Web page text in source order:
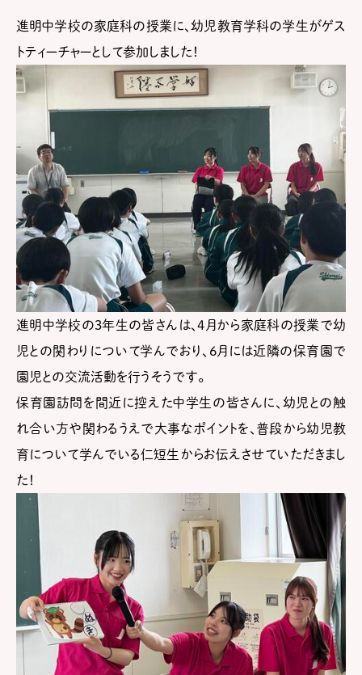
進明中学校の家庭科の授業に、幼児教育学科の学生がゲス
トティーチャーとして参加しました！
進明中学校の3年生の皆さんは、4月から家庭科の授業で幼
児との関わりについて学んでおり、6月には近隣の保育園で
園児との交流活動を行うそうです。
保育園訪問を間近に控えた中学生の皆さんに、幼児との触
れ合い方や関わるうえで大事なポイントを、普段から幼児教
育について学んでいる仁短生からお伝えさせていただきまし
た！